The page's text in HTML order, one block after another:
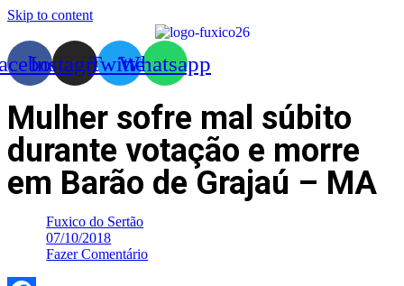
Skip to content
InstagramTwitterWhatsapp
Mulher sofre mal súbito
durante votação e morre
em Barão de Grajaú – MA
Fuxico do Sertão
07/10/2018
Fazer Comentário